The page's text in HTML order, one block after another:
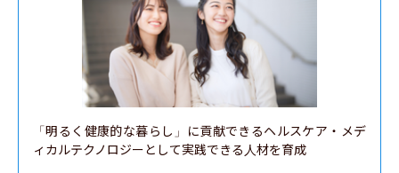
「明るく健康的な暮らし」に貢献できるヘルスケア・メデ
ィカルテクノロジーとして実践できる人材を育成